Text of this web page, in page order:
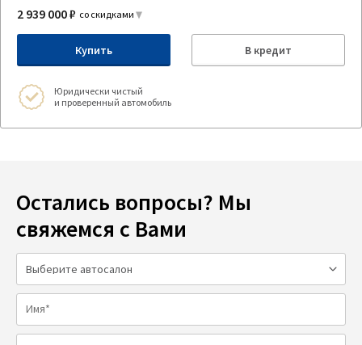
2 939 000 ₽ со скидками
Купить В кредит
Юридически чистый
и проверенный автомобиль
Остались вопросы? Мы
свяжемся с Вами